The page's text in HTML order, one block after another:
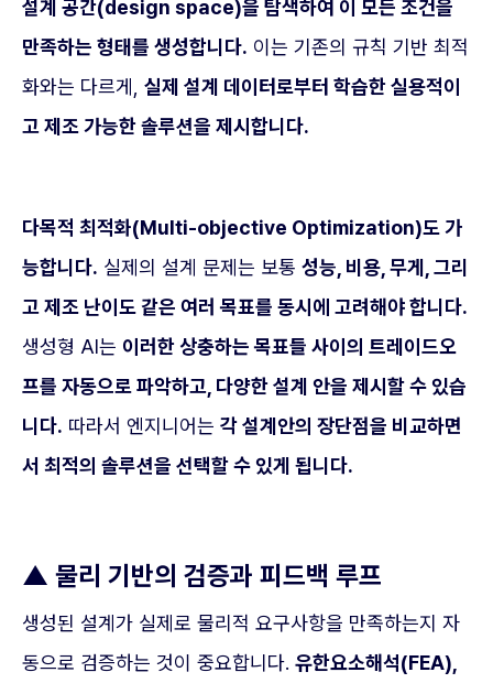
설계 공간(design space)을 탐색하여 이 모든 조건을
만족하는 형태를 생성합니다. 이는 기존의 규칙 기반 최적
화와는 다르게, 실제 설계 데이터로부터 학습한 실용적이
고 제조 가능한 솔루션을 제시합니다.
다목적 최적화(Multi-objective Optimization)도 가
능합니다. 실제의 설계 문제는 보통 성능, 비용, 무게, 그리
고 제조 난이도 같은 여러 목표를 동시에 고려해야 합니다.
생성형 AI는 이러한 상충하는 목표들 사이의 트레이드오
프를 자동으로 파악하고, 다양한 설계 안을 제시할 수 있습
니다. 따라서 엔지니어는 각 설계안의 장단점을 비교하면
서 최적의 솔루션을 선택할 수 있게 됩니다.
▲ 물리 기반의 검증과 피드백 루프
생성된 설계가 실제로 물리적 요구사항을 만족하는지 자
동으로 검증하는 것이 중요합니다. 유한요소해석(FEA),